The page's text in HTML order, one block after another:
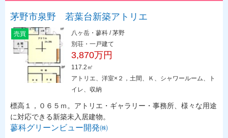
茅野市泉野 若葉台新築アトリエ
売買
八ヶ岳・蓼科 / 茅野
別荘・一戸建て
3,870万円
117.2㎡
アトリエ、洋室×２，土間、Ｋ、シャワールーム、ト
イレ、収納
標高１，０６５ｍ。アトリエ・ギャラリー・事務所、様々な用途
に対応できる新築未入居建物。
蓼科グリーンビュー開発㈱